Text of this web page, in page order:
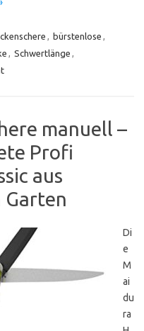
, bürstenlose ,
, Schwertlänge ,
manuell –
Profi
aus
Di
e
M
ai
du
ra